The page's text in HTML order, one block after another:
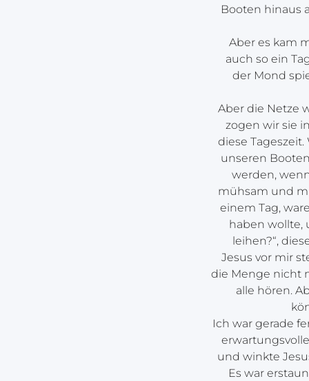
Booten hinaus
Aber es kam
auch so ein
der Mond
Aber die Netze
zogen wir sie
diese
unseren
werden,
mühsam und
einem Tag,
haben wollte,
leihen?“,
Jesus vor mir
die Menge nicht
alle hören.
Ich war gerade
und winkte
Es war